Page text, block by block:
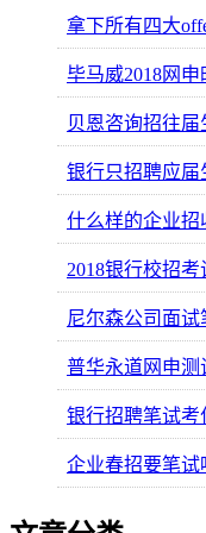
拿下所有四大
毕马威2018网
贝恩咨询招往届
银行只招聘应届
什么样的企业招
2018银行校招考
尼尔森公司面试
普华永道网申测
银行招聘笔试考
企业春招要笔试